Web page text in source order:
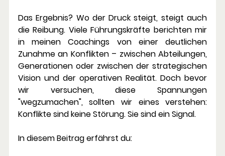
Das Ergebnis? Wo der Druck steigt, steigt auch
die Reibung. Viele Führungskräfte berichten mir
in meinen Coachings von einer deutlichen
Zunahme an Konflikten – zwischen Abteilungen,
Generationen oder zwischen der strategischen
Vision und der operativen Realität. Doch bevor
wir versuchen, diese Spannungen
Konflikte sind keine Störung. Sie sind ein Signal.
In diesem Beitrag erfährst du: